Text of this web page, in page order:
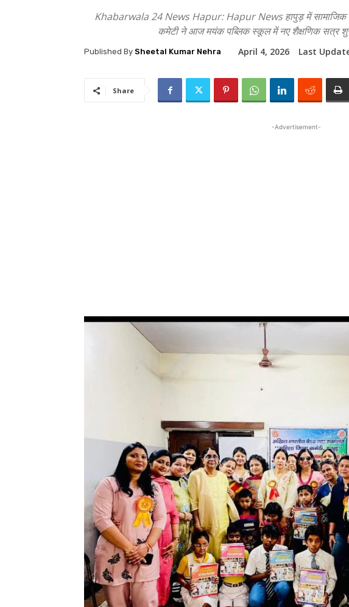
Khabarwala 24 News Hapur: Hapur News हापुड़ में सामाजिक
कमेटी ने आज मयंक पब्लिक स्कूल में नए शैक्षणिक सत्र
Published By Sheetal Kumar Nehra April 4, 2026 Last
Share
-Advertisement-